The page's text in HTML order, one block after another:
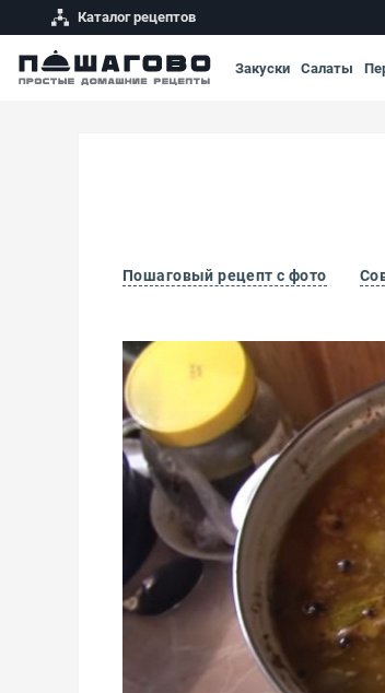
Каталог рецептов
Закуски Салаты
Пошаговый рецепт с фото
Суп из бобра